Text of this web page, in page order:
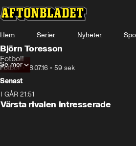
Hem Serier Nyheter
Björn Toresson
Fotboll
Fotboll•18.07.16 • 59 sek
Se mer
Senast
I GÅR 21:51
Värsta rivalen intresserade